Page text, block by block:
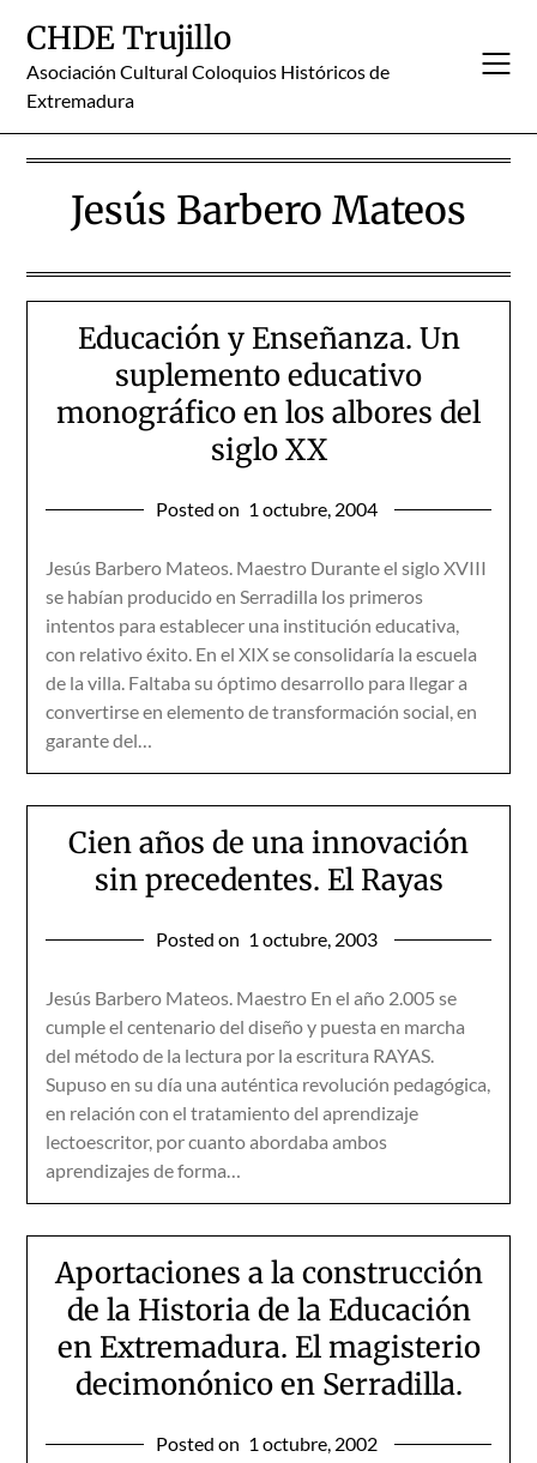
content
CHDE Trujillo
Asociación Cultural Coloquios Históricos de
Extremadura
Jesús Barbero Mateos
Educación y Enseñanza. Un
suplemento educativo
monográfico en los albores del
siglo XX
Posted on 1 octubre, 2004
Jesús Barbero Mateos. Maestro Durante el siglo XVIII
se habían producido en Serradilla los primeros
intentos para establecer una institución educativa,
con relativo éxito. En el XIX se consolidaría la escuela
de la villa. Faltaba su óptimo desarrollo para llegar a
convertirse en elemento de transformación social, en
garante del…
Cien años de una innovación
sin precedentes. El Rayas
Posted on 1 octubre, 2003
Jesús Barbero Mateos. Maestro En el año 2.005 se
cumple el centenario del diseño y puesta en marcha
del método de la lectura por la escritura RAYAS.
Supuso en su día una auténtica revolución pedagógica,
en relación con el tratamiento del aprendizaje
lectoescritor, por cuanto abordaba ambos
aprendizajes de forma…
Aportaciones a la construcción
de la Historia de la Educación
en Extremadura. El magisterio
decimonónico en Serradilla.
Posted on 1 octubre, 2002